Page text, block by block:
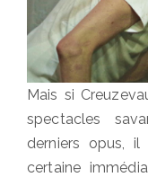
Mais si
spectacles
derniers opus,
certaine